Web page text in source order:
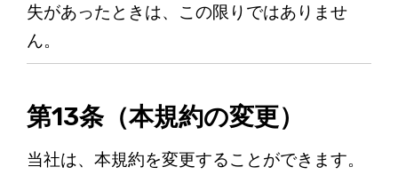
失があったときは、この限りではありませ
ん。
第13条（本規約の変更）
当社は、本規約を変更することができます。